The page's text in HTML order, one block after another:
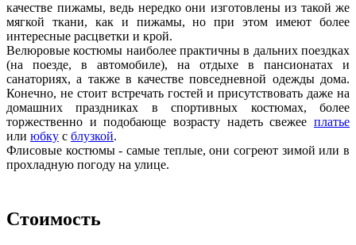
качестве пижамы, ведь нередко они изготовлены из такой же
мягкой ткани, как и пижамы, но при этом имеют более
интересные расцветки и крой.
Велюровые костюмы наиболее практичны в дальних поездках
(на поезде, в автомобиле), на отдыхе в пансионатах и
санаториях, а также в качестве повседневной одежды дома.
Конечно, не стоит встречать гостей и присутствовать даже на
домашних праздниках в спортивных костюмах, более
торжественно и подобающе возрасту надеть свежее платье
или юбку с блузкой.
Флисовые костюмы - самые теплые, они согреют зимой или в
прохладную погоду на улице.
Стоимость